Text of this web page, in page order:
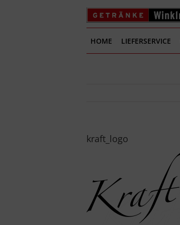
HOME LIEFERSERVICE
kraft_logo